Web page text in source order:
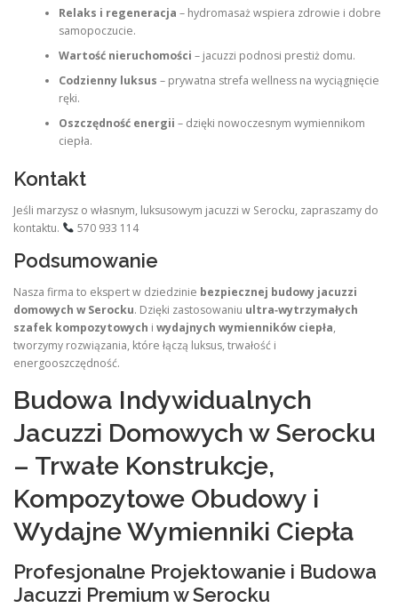
Relaks i regeneracja – hydromasaż wspiera zdrowie i dobre
samopoczucie.
Wartość nieruchomości – jacuzzi podnosi prestiż domu.
Codzienny luksus – prywatna strefa wellness na wyciągnięcie
ręki.
Oszczędność energii – dzięki nowoczesnym wymiennikom
ciepła.
Kontakt
Jeśli marzysz o własnym, luksusowym jacuzzi w Serocku, zapraszamy do
kontaktu.
570 933 114
Podsumowanie
Nasza firma to ekspert w dziedzinie bezpiecznej budowy jacuzzi
domowych w Serocku. Dzięki zastosowaniu ultra‑wytrzymałych
szafek kompozytowych i wydajnych wymienników ciepła,
tworzymy rozwiązania, które łączą luksus, trwałość i
energooszczędność.
Budowa Indywidualnych
Jacuzzi Domowych w Serocku
– Trwałe Konstrukcje,
Kompozytowe Obudowy i
Wydajne Wymienniki Ciepła
Profesjonalne Projektowanie i Budowa
Jacuzzi Premium w Serocku